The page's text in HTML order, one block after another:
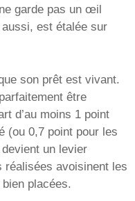
garde pas un œil
est étalée sur
son prêt est vivant.
être
d’au moins 1 point
(ou 0,7 point pour les
un levier
réalisées avoisinent les
placées.